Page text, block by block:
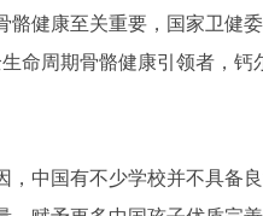
骼健康至关重要，国家卫健
命周期骨骼健康引领者，
，中国有不少学校并不具备